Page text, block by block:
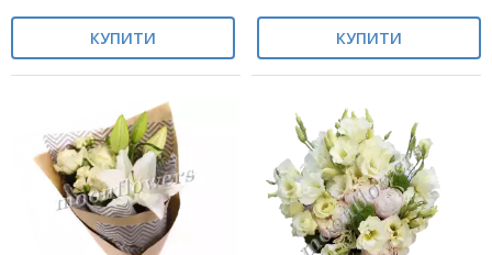
КУПИТИ КУПИТИ